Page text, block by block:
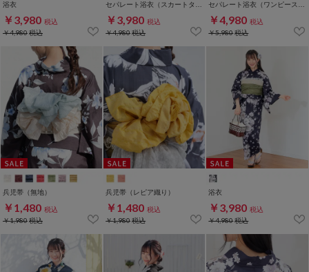
浴衣
￥3,980 税込
￥4,980税込
￥3,980 税込
￥4,980税込
￥4,980 税込
￥5,980税込
兵児帯（無地）
￥1,480 税込
￥1,980税込
兵児帯（レピア織り）
￥1,480 税込
￥1,980税込
浴衣
￥3,980 税込
￥4,980税込